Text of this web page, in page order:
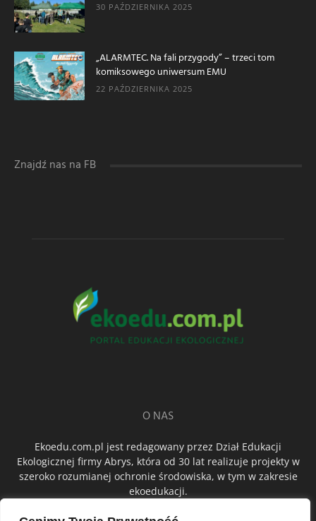
30 PAŹDZIERNIKA 2025
„ALARMTEC. Na fali przygody” – trzeci tom
komiksowego uniwersum EMU
22 PAŹDZIERNIKA 2025
Znajdź nas na FB
O NAS
Ekoedu.com.pl jest redagowany przez Dział Edukacji
Ekologicznej firmy Abrys, która od 30 lat realizuje projekty w
szeroko rozumianej ochronie środowiska, w tym w zakresie
ekoedukacji.